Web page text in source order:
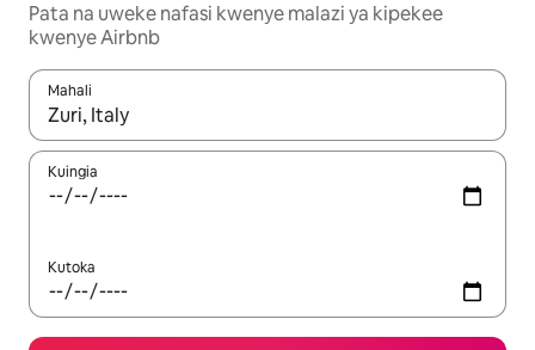
Pata na uweke nafasi kwenye malazi ya kipekee
kwenye Airbnb
Mahali
Wakati matokeo yanapatikana, vinjari kwa kutumia vitufe vya
Kuingia
Kutoka